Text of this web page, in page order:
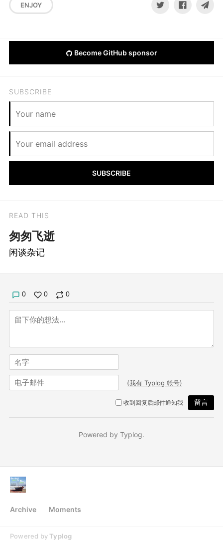
ENJOY
Become GitHub sponsor
SUBSCRIBE
SUBSCRIBE
READ THIS
匆匆飞逝
闲谈杂记
Archive Moments
Powered byTyplog